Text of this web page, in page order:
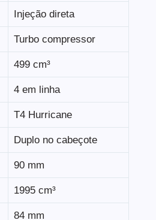
Injeção direta
Turbo compressor
499 cm³
4 em linha
T4 Hurricane
Duplo no cabeçote
90 mm
1995 cm³
84 mm